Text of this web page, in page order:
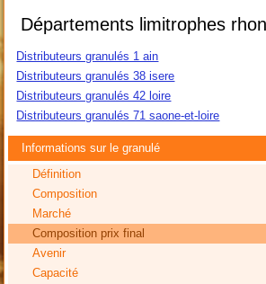
Départements limitrophes
Distributeurs granulés 1 ain
Distributeurs granulés 38 isere
Distributeurs granulés 42 loire
Distributeurs granulés 71 saone-et-loire
Informations sur le granulé
Définition
Composition
Marché
Composition prix final
Avenir
Capacité